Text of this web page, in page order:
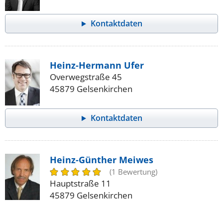
Kontaktdaten
Heinz-Hermann Ufer
Overwegstraße 45
45879 Gelsenkirchen
Kontaktdaten
Heinz-Günther Meiwes
(1 Bewertung)
Hauptstraße 11
45879 Gelsenkirchen